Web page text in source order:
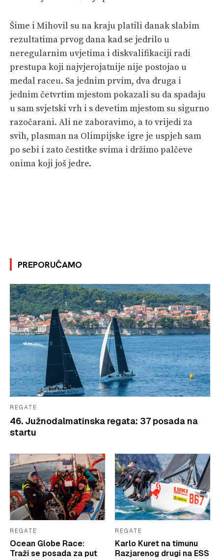
Šime i Mihovil su na kraju platili danak slabim
rezultatima prvog dana kad se jedrilo u
neregularnim uvjetima i diskvalifikaciji radi
prestupa koji najvjerojatnije nije postojao u
medal raceu. Sa jednim prvim, dva druga i
jednim četvrtim mjestom pokazali su da spadaju
u sam svjetski vrh i s devetim mjestom su sigurno
razočarani. Ali ne zaboravimo, a to vrijedi za
svih, plasman na Olimpijske igre je uspjeh sam
po sebi i zato čestitke svima i držimo palčeve
onima koji još jedre.
PREPORUČAMO
REGATE
46. Južnodalmatinska regata: 37 posada na
startu
REGATE
Ocean Globe Race:
Traži se posada za put
REGATE
Karlo Kuret na timunu
Razjarenog drugi na ESS